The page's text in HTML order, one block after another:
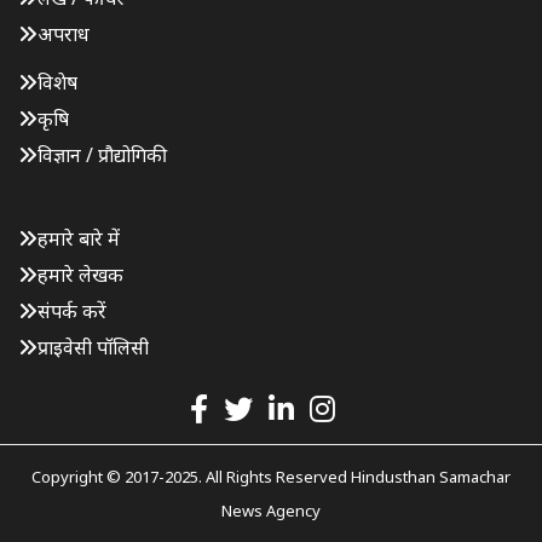
अपराध
विशेष
कृषि
विज्ञान / प्रौद्योगिकी
हमारे बारे में
हमारे लेखक
संपर्क करें
प्राइवेसी पॉलिसी
Copyright © 2017-2025. All Rights Reserved Hindusthan Samachar
News Agency